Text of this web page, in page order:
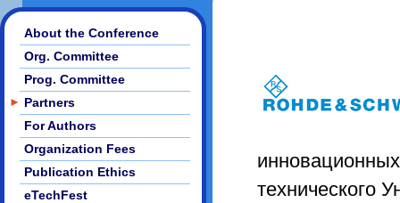
технического
About the Conference
Org. Committee
Prog. Committee
► Partners
For Authors
Organization Fees
Publication Ethics
eTechFest